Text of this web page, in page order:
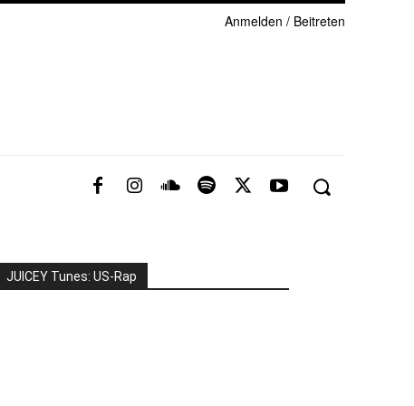
Anmelden / Beitreten
JUICEY Tunes: US-Rap